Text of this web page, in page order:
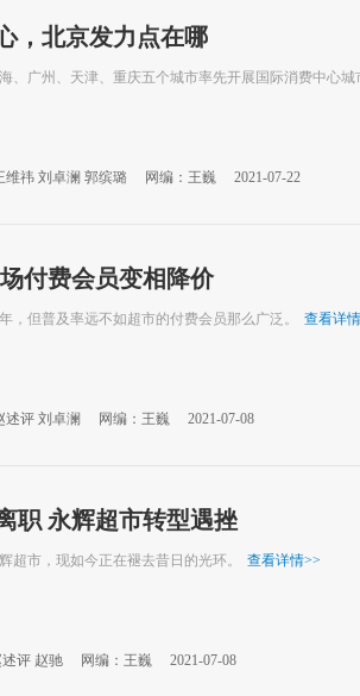
，北京发力点在哪
、广州、天津、重庆五个城市率先开展国际消费中心城
维祎 刘卓澜 郭缤璐 网编：王巍 2021-07-22
付费会员变相降价
，但普及率远不如超市的付费会员那么广泛。 查看详情
述评 刘卓澜 网编：王巍 2021-07-08
职 永辉超市转型遇挫
超市，现如今正在褪去昔日的光环。 查看详情>>
评 赵驰 网编：王巍 2021-07-08